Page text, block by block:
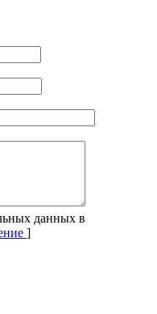
данных в
]